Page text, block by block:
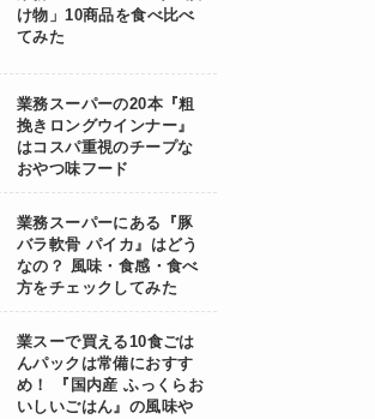
け物」10商品を食べ比べ
てみた
業務スーパーの20本『粗
挽きロングウインナー』
はコスパ重視のチープな
おやつ味フード
業務スーパーにある『豚
バラ軟骨 パイカ』はどう
なの？ 風味・食感・食べ
方をチェックしてみた
業スーで買える10食ごは
んパックは常備におすす
め！ 『国内産 ふっくらお
いしいごはん』の風味や